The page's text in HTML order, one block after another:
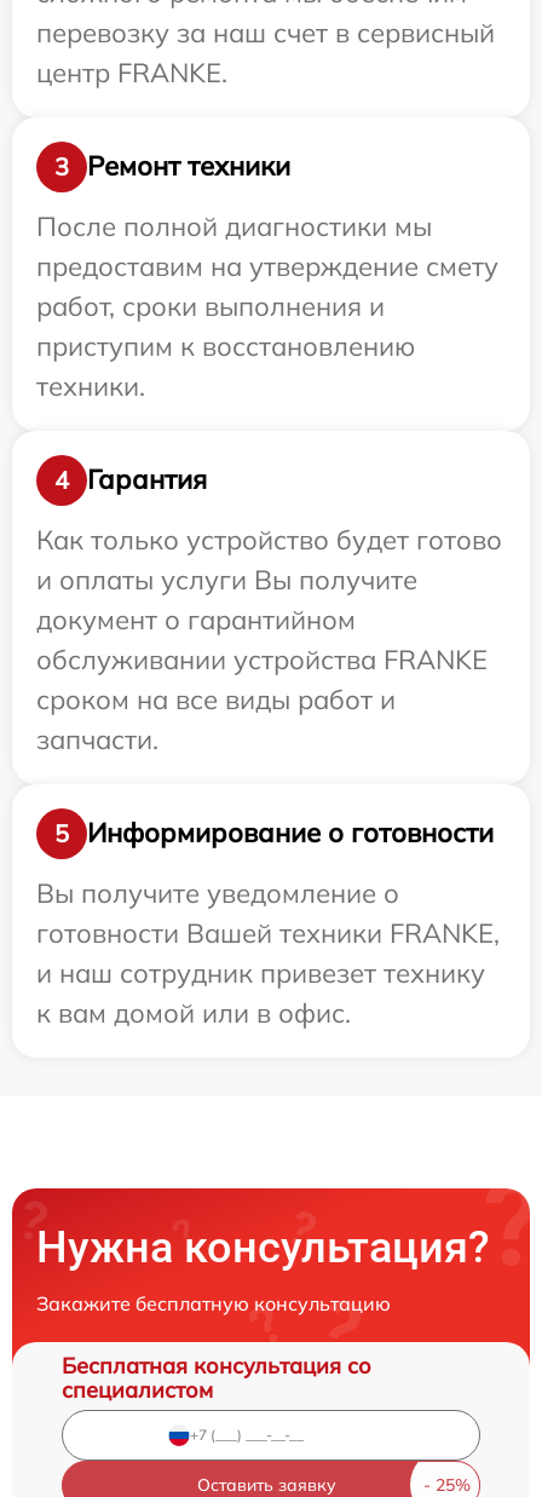
перевозку за наш счет в сервисный
центр FRANKE.
3
Ремонт техники
После полной диагностики мы
предоставим на утверждение смету
работ, сроки выполнения и
приступим к восстановлению
техники.
4
Гарантия
Как только устройство будет готово
и оплаты услуги Вы получите
документ о гарантийном
обслуживании устройства FRANKE
сроком на все виды работ и
запчасти.
5
Информирование о готовности
Вы получите уведомление о
готовности Вашей техники FRANKE,
и наш сотрудник привезет технику
к вам домой или в офис.
Нужна консультация?
Закажите бесплатную консультацию
Бесплатная консультация со
специалистом
Оставить заявку